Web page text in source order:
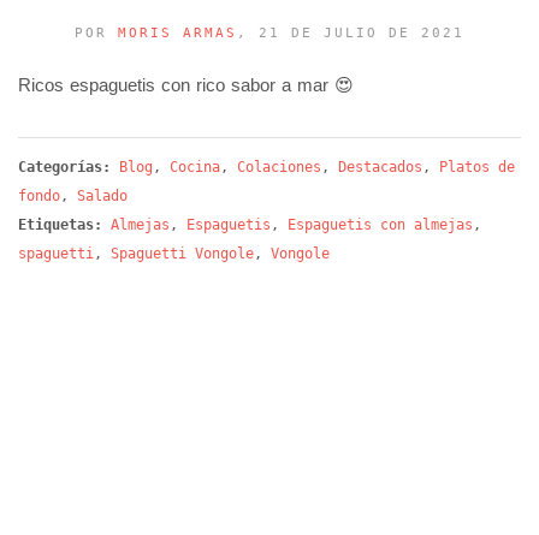
POR MORIS ARMAS , 21 DE JULIO DE 2021
Ricos espaguetis con rico sabor a mar 😍
Categorías: Blog , Cocina, Colaciones , Destacados ,
Platos de
fondo, Salado
Etiquetas:
Almejas , Espaguetis , Espaguetis con almejas ,
spaguetti, Spaguetti Vongole, Vongole